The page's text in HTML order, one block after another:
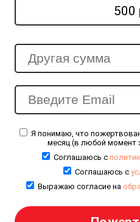
500
Я понимаю, что
месяц (в любой момент
Соглашаюсь с
Соглашаюсь с
Выражаю согласие на